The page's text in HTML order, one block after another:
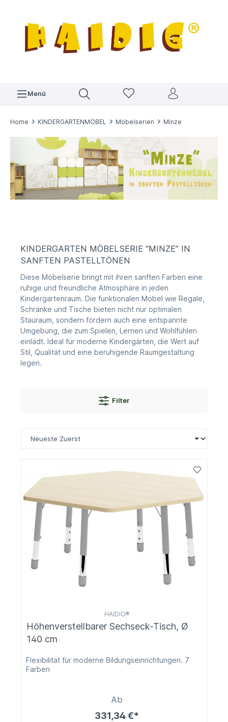
Menü
Home KINDERGARTENMÖBEL Möbelserien Minze
KINDERGARTEN MÖBELSERIE “MINZE” IN
SANFTEN PASTELLTÖNEN
Diese Möbelserie bringt mit ihren sanften Farben eine
ruhige und freundliche Atmosphäre in jeden
Kindergartenraum. Die funktionalen Möbel wie Regale,
Schränke und Tische bieten nicht nur optimalen
Stauraum, sondern fördern auch eine entspannte
Umgebung, die zum Spielen, Lernen und Wohlfühlen
einlädt. Ideal für moderne Kindergärten, die Wert auf
Stil, Qualität und eine beruhigende Raumgestaltung
legen.
Filter
HAIDIG®
Höhenverstellbarer Sechseck-Tisch, Ø
140 cm
Flexibilität für moderne Bildungseinrichtungen. 7
Farben
Ab
331,34 €*